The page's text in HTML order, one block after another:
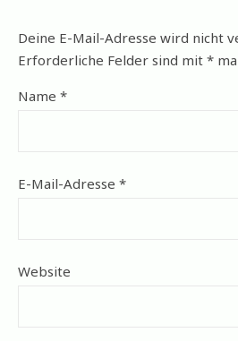
Deine E-Mail-Adresse wird nicht
Erforderliche Felder sind mit *
Name *
E-Mail-Adresse *
Website